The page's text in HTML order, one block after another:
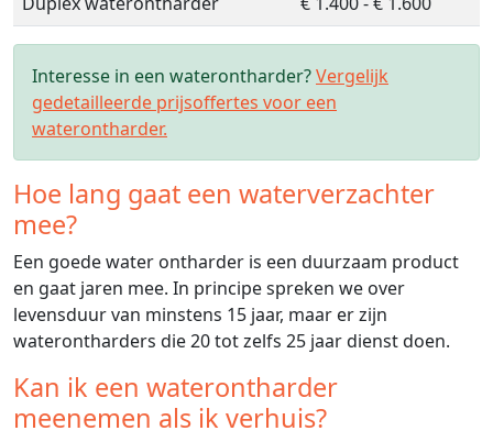
Interesse in een waterontharder?Vergelijk
gedetailleerde prijsoffertes voor een
waterontharder.
Hoe lang gaat een waterverzachter
mee?
Een goede water ontharder is een duurzaam product
en gaat jaren mee. In principe spreken we over
levensduur van minstens 15 jaar, maar er zijn
waterontharders die 20 tot zelfs 25 jaar dienst doen.
Kan ik een waterontharder
meenemen als ik verhuis?